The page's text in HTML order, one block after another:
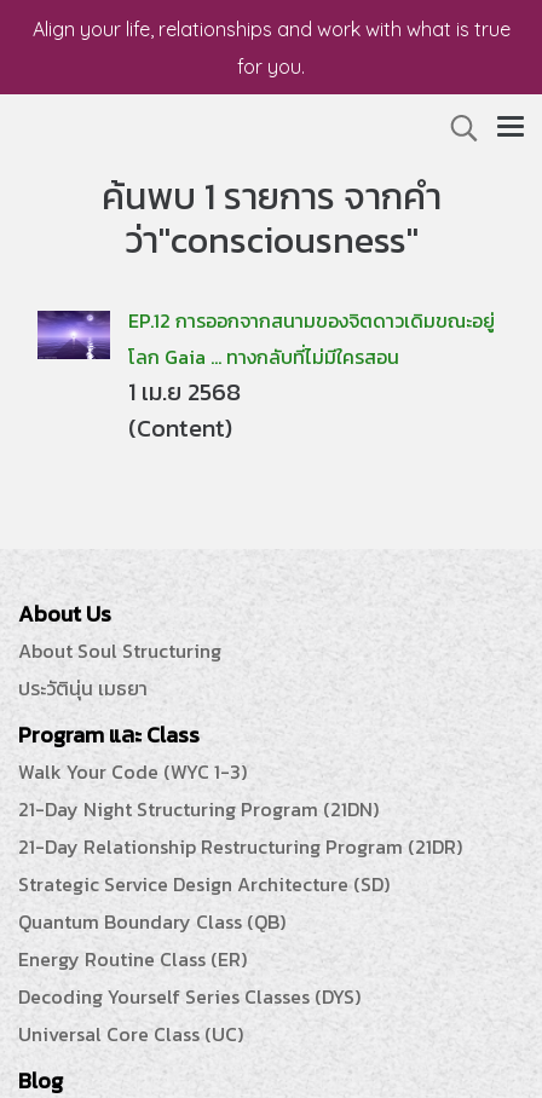
Align your life, relationships and work with what is true
for you.
ค้นพบ 1 รายการ จากคำ
ว่า"consciousness"
EP.12 การออกจากสนามของจิตดาวเดิมขณะอยู่
โลก Gaia ... ทางกลับที่ไม่มีใครสอน
1 เม.ย 2568
(Content)
About Us
About Soul Structuring
ประวัตินุ่น เมธยา
Program และ Class
Walk Your Code (WYC 1-3)
21-Day Night Structuring Program (21DN)
21-Day Relationship Restructuring Program (21DR)
Strategic Service Design Architecture (SD)
Quantum Boundary Class (QB)
Energy Routine Class (ER)
Decoding Yourself Series Classes (DYS)
Universal Core Class (UC)
Blog